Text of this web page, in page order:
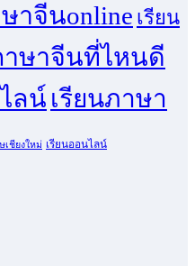
าจีนonline เรียน
าษาจีนที่ไหนดี
ลน์ เรียนภาษา
เชียงใหม่ เรียนออนไลน์